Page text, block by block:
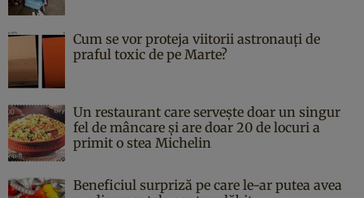
Cum se vor proteja viitorii astronauți de
praful toxic de pe Marte?
Un restaurant care servește doar un singur
fel de mâncare și are doar 20 de locuri a
primit o stea Michelin
Beneficiul surpriză pe care le-ar putea avea